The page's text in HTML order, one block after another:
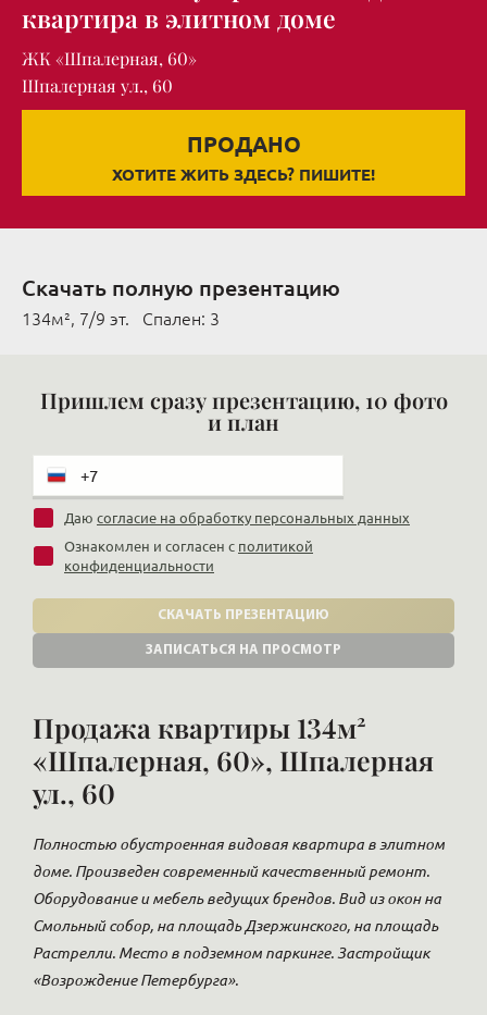
квартира в элитном доме
ЖК «Шпалерная, 60»
Шпалерная ул., 60
ПРОДАНО
ХОТИТЕ ЖИТЬ ЗДЕСЬ? ПИШИТЕ!
Скачать полную презентацию
134м², 7/9 эт. Cпален: 3
Пришлем сразу презентацию, 10 фото
и план
Даю согласие на обработку персональных данных
Ознакомлен и согласен с политикой
конфиденциальности
СКАЧАТЬ ПРЕЗЕНТАЦИЮ
ЗАПИСАТЬСЯ НА ПРОСМОТР
Продажа квартиры 134м²
«Шпалерная, 60», Шпалерная
ул., 60
Полностью обустроенная видовая квартира в элитном
доме. Произведен современный качественный ремонт.
Оборудование и мебель ведущих брендов. Вид из окон на
Смольный собор, на площадь Дзержинского, на площадь
Растрелли. Место в подземном паркинге. Застройщик
«Возрождение Петербурга».